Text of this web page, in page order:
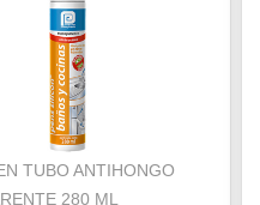
TUBO ANTIHONGO
280 ML